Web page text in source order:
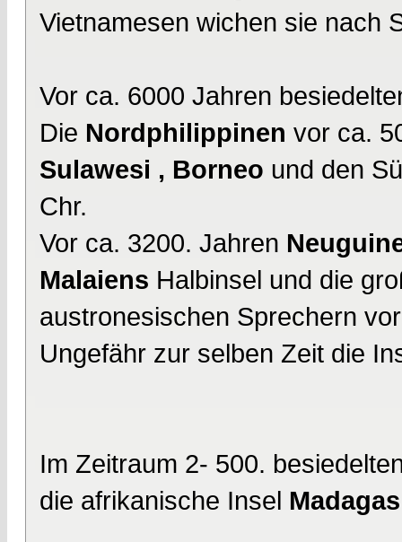
Vietnamesen wichen sie nach
Vor ca. 6000 Jahren
Die Nordphilippinen vor ca.
Sulawesi , Borneo und den
Chr.
Vor ca. 3200. Jahren
Malaiens Halbinsel und die
austronesischen Sprechern
Ungefähr zur selben Zeit die
Im Zeitraum 2- 500.
die afrikanische Insel